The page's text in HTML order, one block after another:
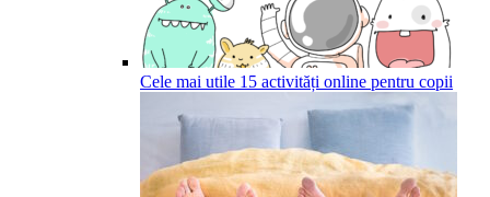
Cele mai utile 15 activități online pentru copii